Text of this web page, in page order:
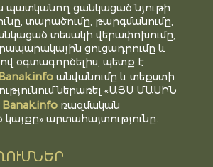
պատկանող ցանկացած նյութի
տարածումը, թարգմանումը,
տեսակի վերափոխումը,
ցուցադրումը և
օգտագործելիս, պետք է
անվանումը և տեքստի
ներառել «ԱՅՍ ՄԱՍԻՆ
Banak.info ռազմական
արտահայտությունը։